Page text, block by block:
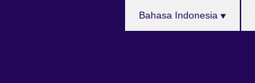
Bahasa Indonesia